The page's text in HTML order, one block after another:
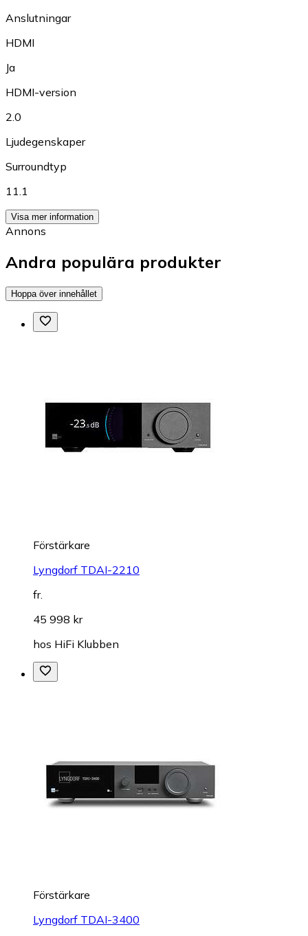
Anslutningar
HDMI
Ja
HDMI-version
2.0
Ljudegenskaper
Surroundtyp
11.1
Visa mer information
Annons
Andra populära produkter
Hoppa över innehållet
Förstärkare
Lyngdorf TDAI-2210
fr.
45 998 kr
hos HiFi Klubben
Förstärkare
Lyngdorf TDAI-3400